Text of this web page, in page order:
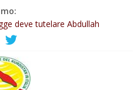
deve essere trasformata in
deve tutelare Abdullah
è di nuovo sotto minaccia
di Rêber Apo ostacolerebbe